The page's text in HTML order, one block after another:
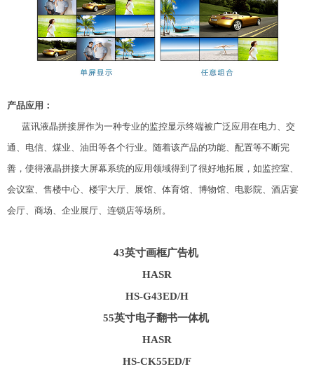
产品应用：
蓝讯液晶拼接屏作为一种专业的监控显示终端被广泛应用在电力、交
通、电信、煤业、油田等各个行业。随着该产品的功能、配置等不断完
善，使得液晶拼接大屏幕系统的应用领域得到了很好地拓展，如监控室、
会议室、售楼中心、楼宇大厅、展馆、体育馆、博物馆、电影院、酒店宴
会厅、商场、企业展厅、连锁店等场所。
43英寸画框广告机
HASR
HS-G43ED/H
55英寸电子翻书一体机
HASR
HS-CK55ED/F